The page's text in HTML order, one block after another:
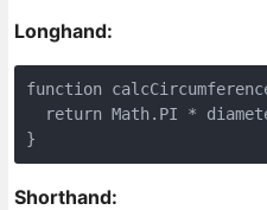
Longhand:
function
return Math.PI *
}
Shorthand: